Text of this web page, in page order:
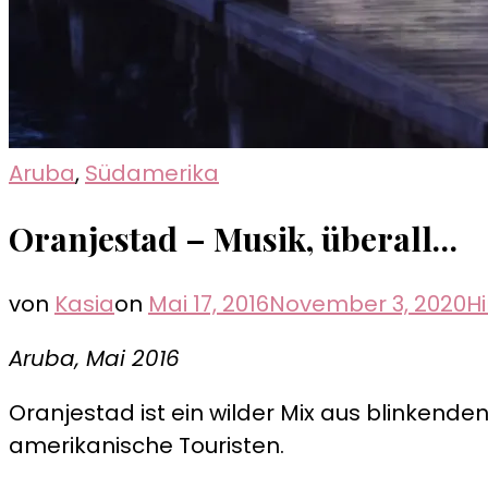
Aruba, Südamerika
Oranjestad – Musik, überall…
von Kasiaon Mai 17, 2016November 3, 2020
Aruba, Mai 2016
Oranjestad ist ein wilder Mix aus
amerikanische Touristen.